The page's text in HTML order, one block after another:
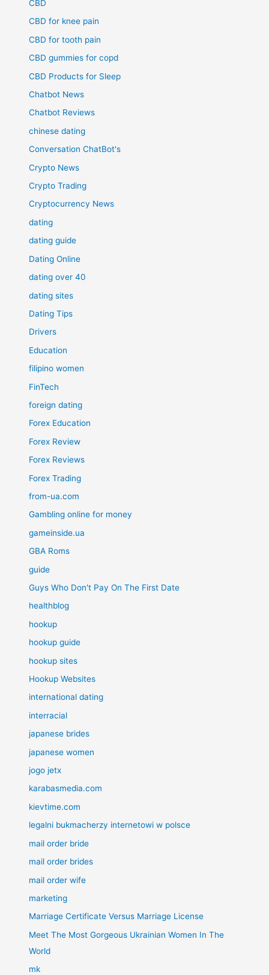
CBD
CBD for knee pain
CBD for tooth pain
CBD gummies for copd
CBD Products for Sleep
Chatbot News
Chatbot Reviews
chinese dating
Conversation ChatBot's
Crypto News
Crypto Trading
Cryptocurrency News
dating
dating guide
Dating Online
dating over 40
dating sites
Dating Tips
Drivers
Education
filipino women
FinTech
foreign dating
Forex Education
Forex Review
Forex Reviews
Forex Trading
from-ua.com
Gambling online for money
gameinside.ua
GBA Roms
guide
Guys Who Don't Pay On The First Date
healthblog
hookup
hookup guide
hookup sites
Hookup Websites
international dating
interracial
japanese brides
japanese women
jogo jetx
karabasmedia.com
kievtime.com
legalni bukmacherzy internetowi w polsce
mail order bride
mail order brides
mail order wife
marketing
Marriage Certificate Versus Marriage License
Meet The Most Gorgeous Ukrainian Women In The
World
mk